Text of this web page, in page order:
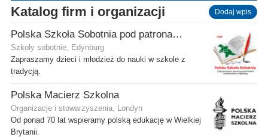
Katalog firm i organizacji Dodaj wpis
Polska Szkoła Sobotnia pod patronatem SPK w Edynburgu - Filia Stenhouse
Szkoły sobotnie, Edynburg
Zapraszamy dzieci i młodzież do nauki w szkole z
tradycją.
Polska Macierz Szkolna
Organizacje i stowarzyszenia, Londyn
Od ponad 70 lat wspieramy polską edukację w Wielkiej
Brytanii.